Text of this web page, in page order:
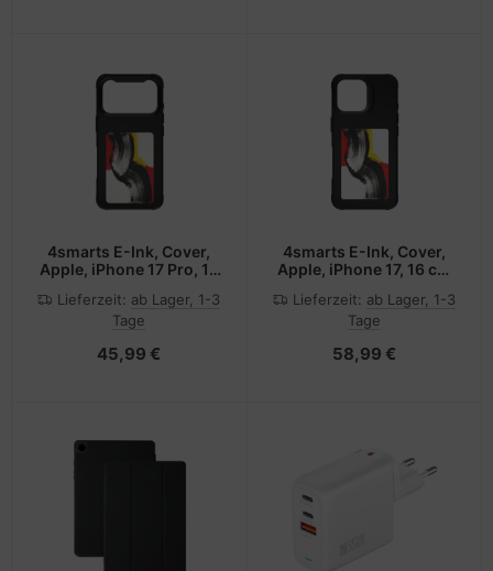
4smarts E-Ink, Cover,
Apple, iPhone 17 Pro, 16
Lieferzeit: ab Lager, 1-3
Tage
45,99 €
4smarts E-Ink, Cover,
Apple, iPhone 17, 16 cm
Lieferzeit: ab Lager, 1-3
Tage
58,99 €